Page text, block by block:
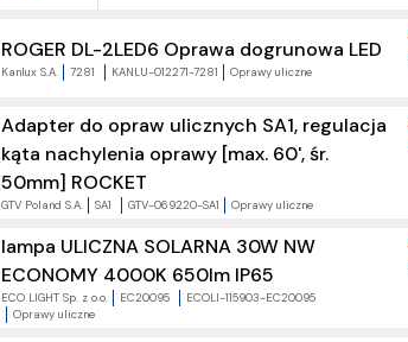
ROGER DL-2LED6 Oprawa dogrunowa LED
Kanlux S.A. 7281 KANLU-012271-7281 Oprawy uliczne
Adapter do opraw ulicznych SA1, regulacja
kąta nachylenia oprawy [max. 60', śr.
50mm] ROCKET
GTV Poland S.A. SA1 GTV-069220-SA1 Oprawy uliczne
lampa ULICZNA SOLARNA 30W NW
ECONOMY 4000K 650lm IP65
ECO LIGHT Sp. z o.o. EC20095
ECOLI-115903-EC20095
Oprawy uliczne